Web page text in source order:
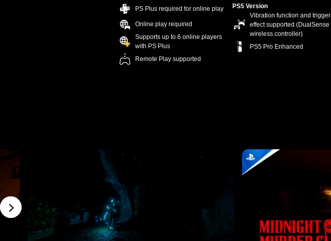
PS Plus required for online play
Online play required
Supports up to 6 online players
with PS Plus
Remote Play supported
PS5 Version
Vibration function and trigger
effect supported (DualSense
wireless controller)
PS5 Pro Enhanced